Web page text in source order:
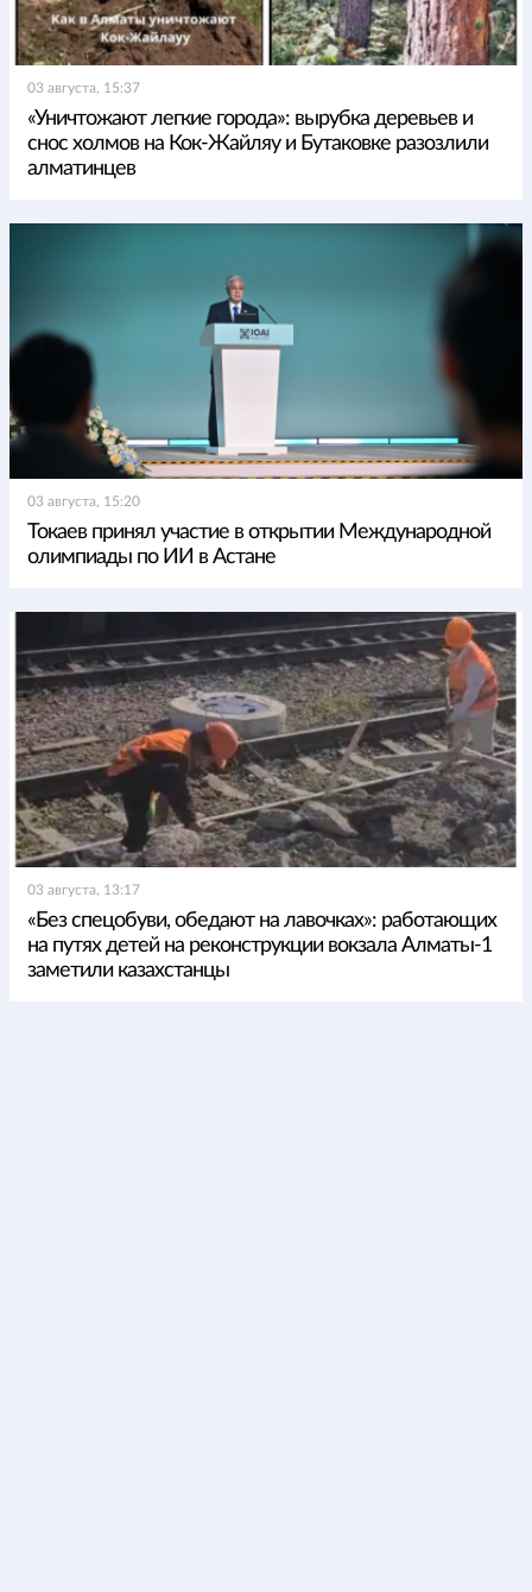
03 августа, 15:37
«Уничтожают легкие города»: вырубка деревьев и
снос холмов на Кок-Жайляу и Бутаковке разозлили
алматинцев
03 августа, 15:20
Токаев принял участие в открытии Международной
олимпиады по ИИ в Астане
03 августа, 13:17
«Без спецобуви, обедают на лавочках»: работающих
на путях детей на реконструкции вокзала Алматы-1
заметили казахстанцы